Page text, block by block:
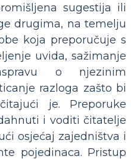
sugestija ili
drugima, na temelju
koja preporučuje s
uvida, sažimanje
o njezinim
razloga zašto bi
je. Preporuke
i voditi čitatelje
osjećaj zajedništva i
pojedinaca. Pristup